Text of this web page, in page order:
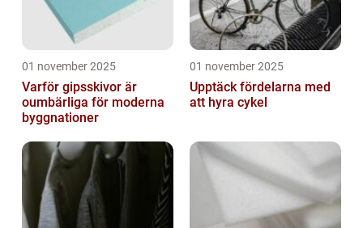
01 november 2025
Varför gipsskivor är
oumbärliga för moderna
byggnationer
01 november 2025
Upptäck fördelarna med
att hyra cykel